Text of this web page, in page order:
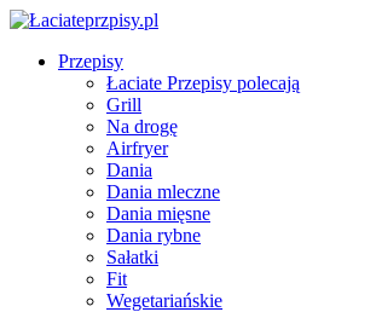
Przepisy
Łaciate Przepisy polecają
Grill
Na drogę
Airfryer
Dania
Dania mleczne
Dania mięsne
Dania rybne
Sałatki
Fit
Wegetariańskie